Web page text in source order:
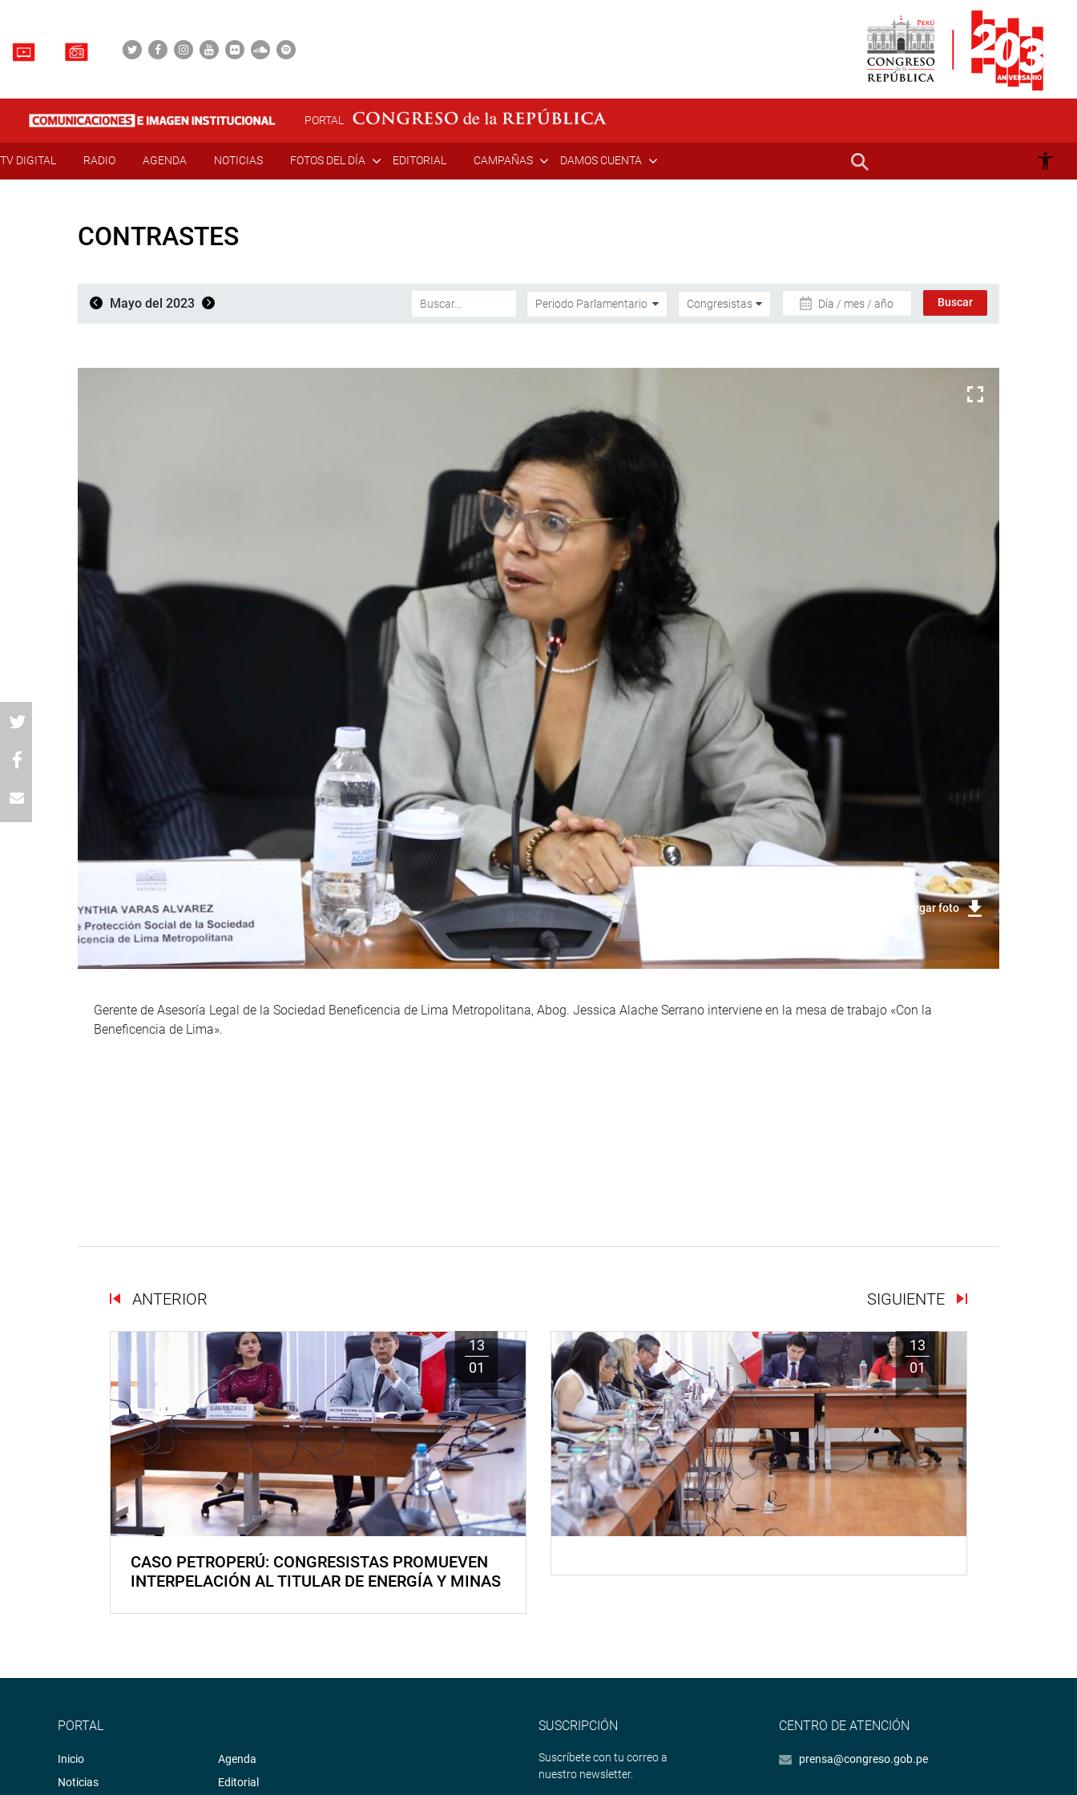
PORTAL
TV DIGITAL RADIO AGENDA NOTICIAS FOTOS DEL DÍA EDITORIAL CAMPAÑAS DAMOS CUENTA
CONTRASTES
Mayo del 2023 Día / mes / año
Descargar foto
Gerente de Asesoría Legal de la Sociedad Beneficencia de Lima Metropolitana, Abog. Jessica Alache Serrano interviene en la mesa de trabajo «Con la
Beneficencia de Lima».
ANTERIOR SIGUIENTE
13
01
CASO PETROPERÚ: CONGRESISTAS PROMUEVEN
INTERPELACIÓN AL TITULAR DE ENERGÍA Y MINAS
13
01
PORTAL
Inicio
Noticias
Agenda
Editorial
SUSCRIPCIÓN
Suscríbete con tu correo a
nuestro newsletter.
CENTRO DE ATENCIÓN
prensa@congreso.gob.pe